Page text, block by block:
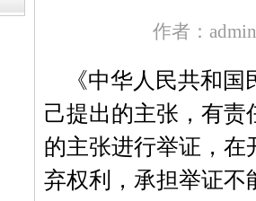
作者：
《中华人民共和
己提出的主张，有责
的主张进行举证，在
弃权利，承担举证不